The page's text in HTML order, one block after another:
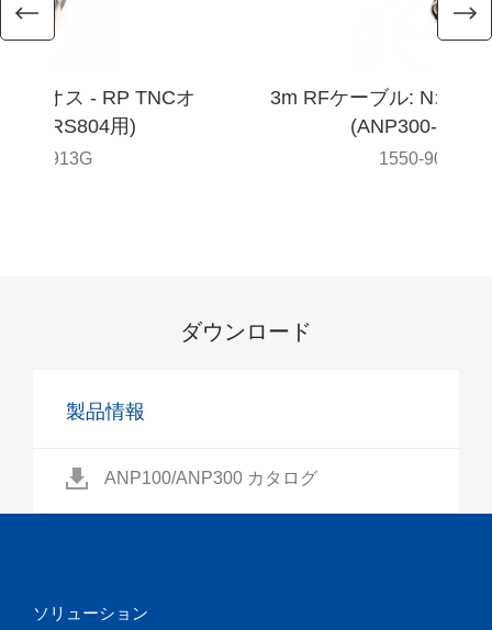
: Nオス - RP TNCオ
300-RS804用)
905913G
3m RFケーブル: Nオス
(ANP300-
1550-
ダウンロード
製品情報
ANP100/ANP300 カタログ
ソリューション